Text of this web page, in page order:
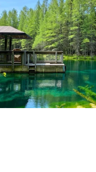
Woods-맛집/여행지
Calipatria-맛집/여행지